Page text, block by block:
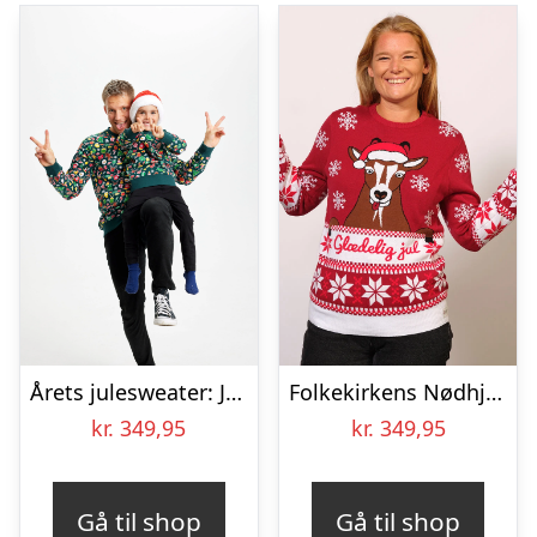
Årets julesweater: Julesweatshirt – herre / mænd. Ugly Christmas Sweater lavet i Danmark
kr. 349,95
Gå til shop
Folkekirkens Nødhjælp Julesweater – dame / kvinder.
kr. 349,95
Gå til shop